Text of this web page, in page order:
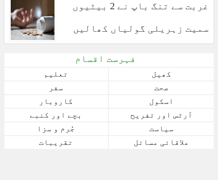
غربت سے تنگ باپ نے 2 بیٹیوں
سمیت زہریلی گولیاں کھالیں
فہرست اقسام
کھیل
تعلیم
صحت
سفر
اسکول
کاروبار
آرٹس اور تفریح
بچے اور کنبے
سیاست
جُرم و سزا
علاقائی مسائل
تقریبات